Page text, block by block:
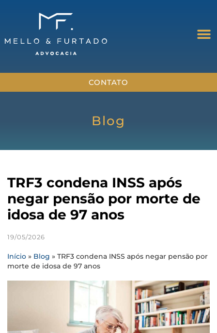
CONTATO
Blog
TRF3 condena INSS após
negar pensão por morte de
idosa de 97 anos
19/05/2026
Início » Blog » TRF3 condena INSS após negar pensão por
morte de idosa de 97 anos